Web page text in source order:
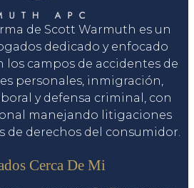
de Scott Warmuth es un
dedicado y enfocado
campos de accidentes de
personales, inmigración,
y defensa criminal, con
manejando litigaciones
de derechos del consumidor.
Cerca De Mi